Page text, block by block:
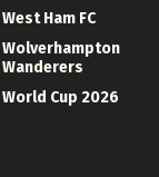
West Ham FC
Wolverhampton
Wanderers
World Cup 2026